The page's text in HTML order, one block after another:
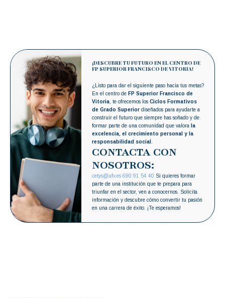
¡DESCUBRE TU FUTURO EN EL CENTRO DE
FP SUPERIOR FRANCISCO DE VITORIA!
¿Listo para dar el siguiente paso hacia tus metas?
En el centro de FP Superior Francisco de
Vitoria , te ofrecemos losCiclos Formativos
de Grado Superior diseñados para ayudarte a
construir el futuro que siempre has soñado y de
formar parte de una comunidad que valora
la
excelencia, el crecimiento personal y la
responsabilidad social
CONTACTA CON
NOSOTROS:
cetys@ufv.es 690 91 54 40 Si quieres formar
parte de una institución que te prepara para
triunfar en el sector, ven a conocernos. Solicita
información y descubre cómo convertir tu pasión
en una carrera de éxito. ¡Te esperamos!